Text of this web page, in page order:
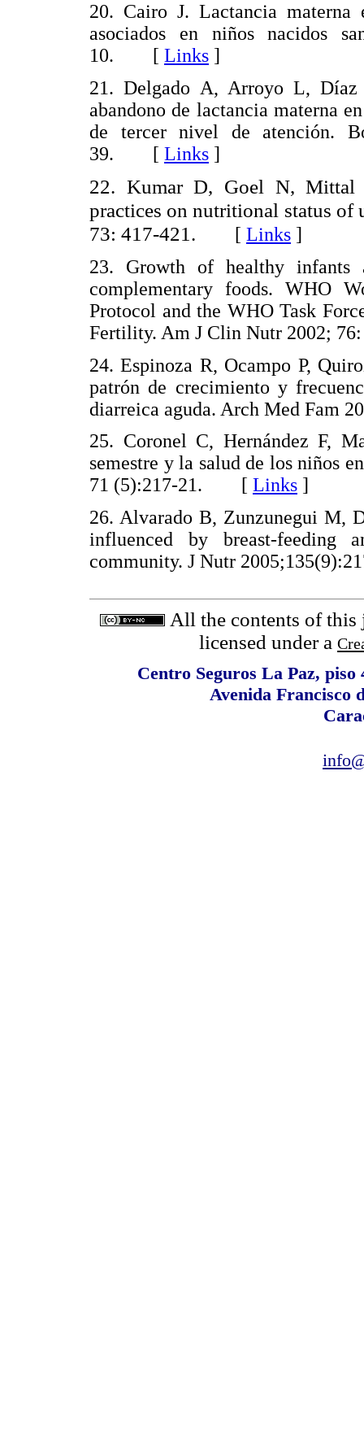
20. Cairo J. Lactancia materna
asociados en niños nacidos
10. [ Links ]
21. Delgado A, Arroyo L, Díaz
abandono de lactancia materna
de tercer nivel de atención.
39. [ Links ]
22. Kumar D, Goel N, Mittal
practices on nutritional status
73: 417-421. [ Links ]
23. Growth of healthy
complementary foods. WHO
Protocol and the WHO Task
Fertility. Am J Clin Nutr 2002;
24. Espinoza R, Ocampo P,
patrón de crecimiento y
diarreica aguda. Arch Med
25. Coronel C, Hernández F,
semestre y la salud de los niños
71 (5):217-21. [ Links ]
26. Alvarado B, Zunzunegui M,
influenced by breast-feeding
community. J Nutr
All the contents of this
licensed under a
Centro Seguros La Paz,
Avenida Francisco